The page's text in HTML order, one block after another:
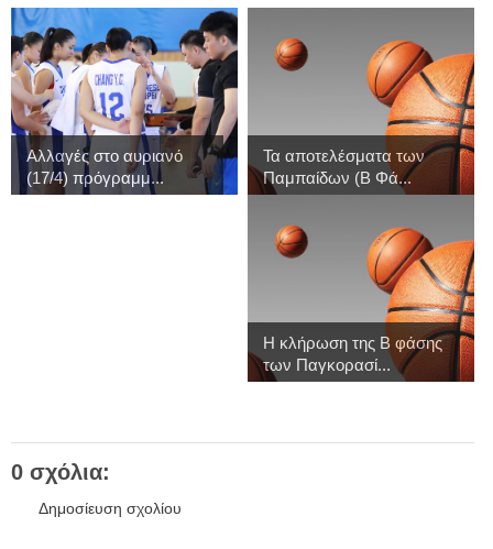
Αλλαγές στο αυριανό
(17/4) πρόγραμμ...
Τα αποτελέσματα των
Παμπαίδων (Β Φά...
Η κλήρωση της Β φάσης
των Παγκορασί...
0 σχόλια:
Δημοσίευση σχολίου